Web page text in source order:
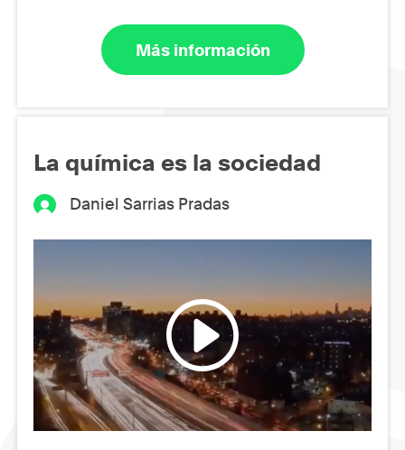
Más información
La química es la sociedad
Daniel Sarrias Pradas